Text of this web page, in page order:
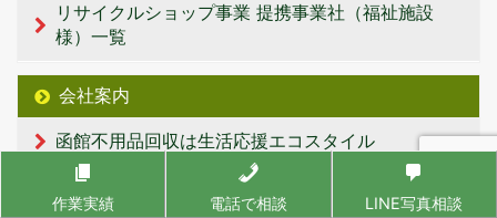
リサイクルショップ事業 提携事業社（福祉施設
様）一覧
会社案内
函館不用品回収は生活応援エコスタイル
不用品買取・回収
作業実績 電話で相談 LINE写真相談